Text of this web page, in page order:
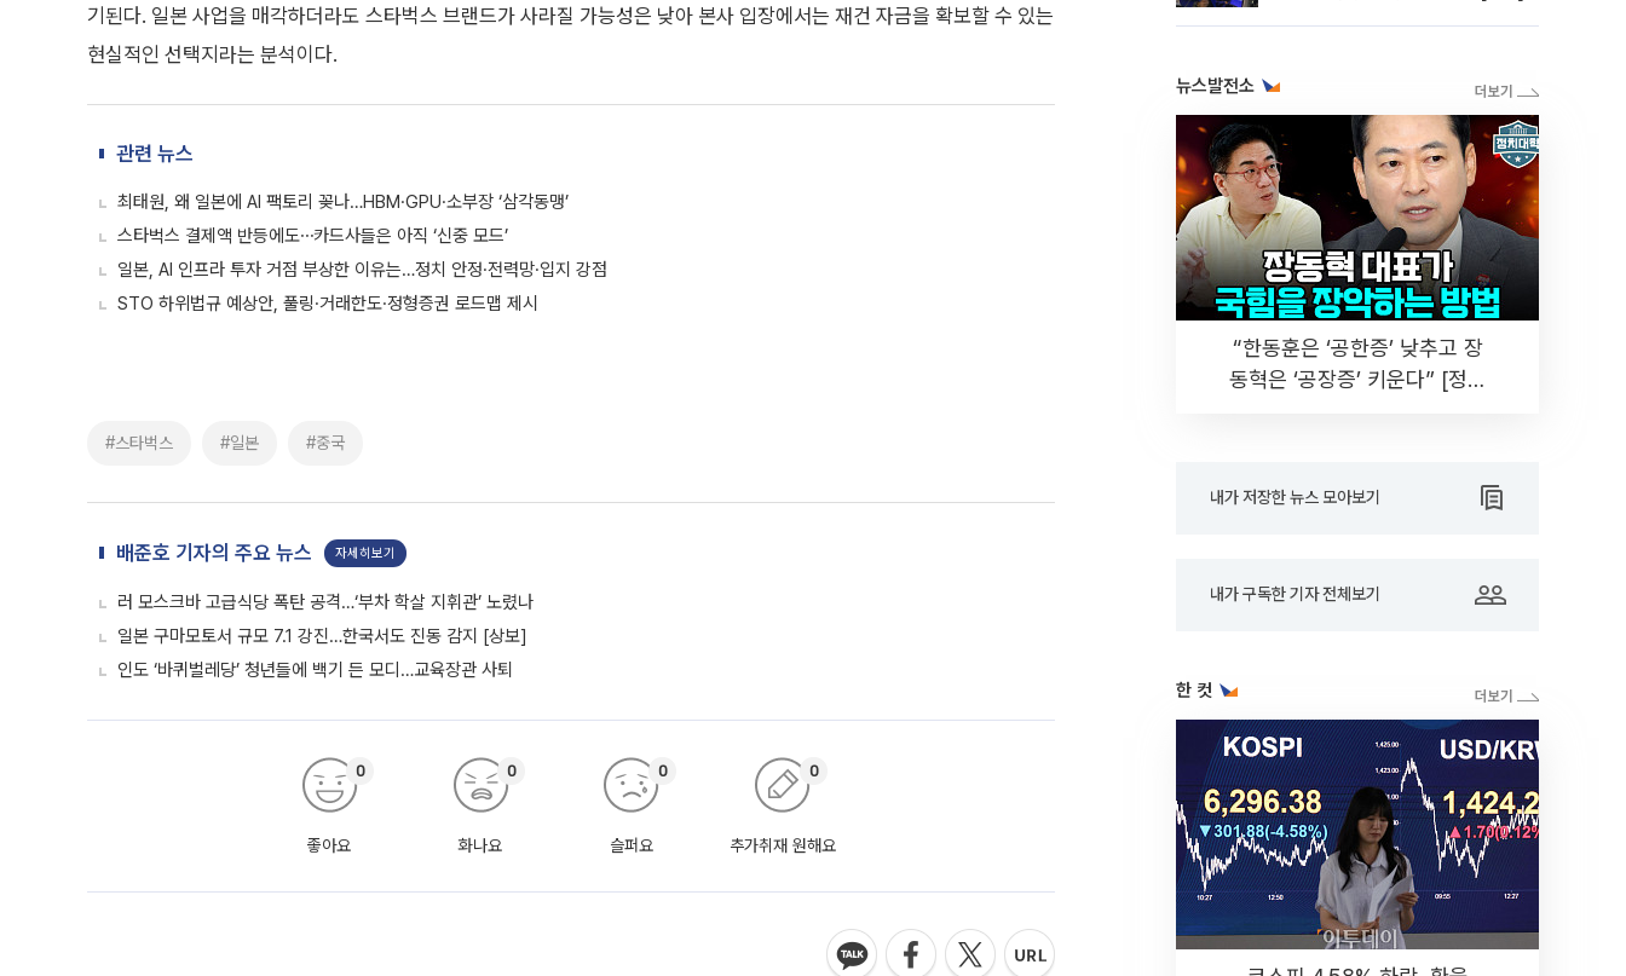
기된다. 일본 사업을 매각하더라도 스타벅스 브랜드가 사라질 가능성은 낮아 본사 입장에서는 재건 자금을 확보할 수 있는
현실적인 선택지라는 분석이다.
관련 뉴스
최태원, 왜 일본에 AI 팩토리 꽂나…HBM·GPU·소부장 ‘삼각동맹’
스타벅스 결제액 반등에도⋯카드사들은 아직 ‘신중 모드’
일본, AI 인프라 투자 거점 부상한 이유는…정치 안정·전력망·입지 강점
STO 하위법규 예상안, 풀링·거래한도·정형증권 로드맵 제시
#스타벅스 #일본 #중국
배준호 기자의 주요 뉴스 자세히보기
러 모스크바 고급식당 폭탄 공격…‘부차 학살 지휘관’ 노렸나
일본 구마모토서 규모 7.1 강진…한국서도 진동 감지 [상보]
인도 ‘바퀴벌레당’ 청년들에 백기 든 모디…교육장관 사퇴
좋아요
0
화나요
0
슬퍼요
0
추가취재 원해요
0
뉴스발전소
“한동훈은 ‘공한증’ 낮추고 장
동혁은 ‘공장증’ 키운다” [정치
내가 저장한 뉴스 모아보기
내가 구독한 기자 전체보기
한 컷